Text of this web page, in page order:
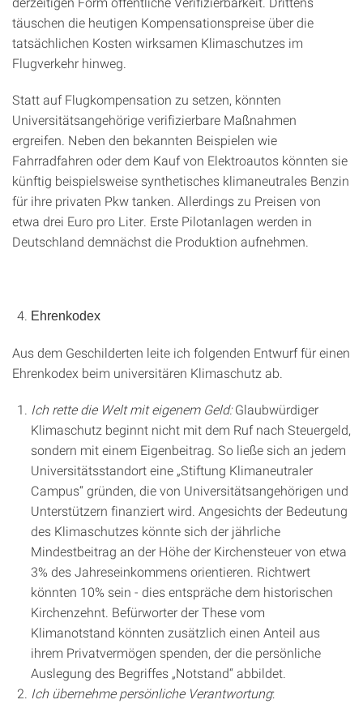
täuschen die heutigen Kompensationspreise über die
tatsächlichen Kosten wirksamen Klimaschutzes im
Flugverkehr hinweg.
Statt auf Flugkompensation zu setzen, könnten
Universitätsangehörige verifizierbare Maßnahmen
ergreifen. Neben den bekannten Beispielen wie
Fahrradfahren oder dem Kauf von Elektroautos könnten sie
künftig beispielsweise synthetisches klimaneutrales Benzin
für ihre privaten Pkw tanken. Allerdings zu Preisen von
etwa drei Euro pro Liter. Erste Pilotanlagen werden in
Deutschland demnächst die Produktion aufnehmen.
Ehrenkodex
Aus dem Geschilderten leite ich folgenden Entwurf für einen
Ehrenkodex beim universitären Klimaschutz ab.
Ich rette die Welt mit eigenem Geld:Glaubwürdiger
Klimaschutz beginnt nicht mit dem Ruf nach Steuergeld,
sondern mit einem Eigenbeitrag. So ließe sich an jedem
Universitätsstandort eine „Stiftung Klimaneutraler
Campus“ gründen, die von Universitätsangehörigen und
Unterstützern finanziert wird. Angesichts der Bedeutung
des Klimaschutzes könnte sich der jährliche
Mindestbeitrag an der Höhe der Kirchensteuer von etwa
3% des Jahreseinkommens orientieren. Richtwert
könnten 10% sein - dies entspräche dem historischen
Kirchenzehnt. Befürworter der These vom
Klimanotstand könnten zusätzlich einen Anteil aus
ihrem Privatvermögen spenden, der die persönliche
Auslegung des Begriffes „Notstand“ abbildet.
Ich übernehme persönliche Verantwortung: